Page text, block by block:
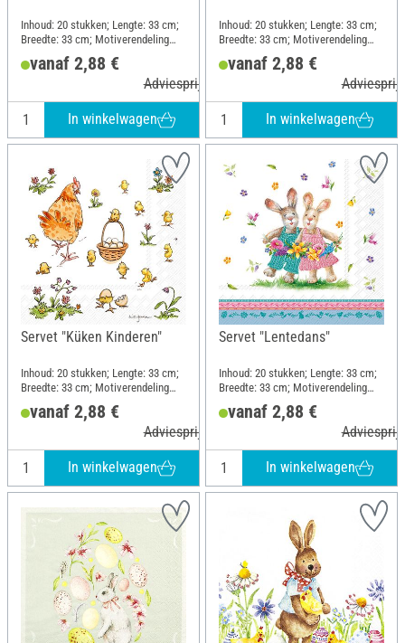
Inhoud: 20 stukken; Lengte: 33 cm;
Breedte: 33 cm; Motiverendeling
kwartmotief; Materiaal: Papier
vanaf 2,88 €
Adviesprijs 4,50 €
In winkelwagen
Inhoud: 20 stukken; Lengte: 33 cm;
Breedte: 33 cm; Motiverendeling
halfmotief; Materiaal: Papier
vanaf 2,88 €
In winkelwagen
Servet "Küken Kinderen"
Inhoud: 20 stukken; Lengte: 33 cm;
Breedte: 33 cm; Motiverendeling
kwartmotief; Materiaal: Papier
vanaf 2,88 €
Adviesprijs 4,50 €
In winkelwagen
Servet "Lentedans"
Inhoud: 20 stukken; Lengte: 33 cm;
Breedte: 33 cm; Motiverendeling
kwartmotief; Materiaal: Papier
vanaf 2,88 €
In winkelwagen